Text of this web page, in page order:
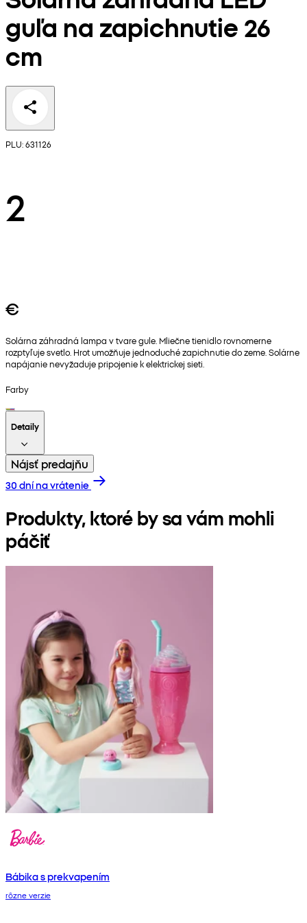
guľa na zapichnutie 26
cm
PLU: 631126
2
€
Solárna záhradná lampa v tvare gule. Mliečne tienidlo rovnomerne
rozptyľuje svetlo. Hrot umožňuje jednoduché zapichnutie do zeme. Solárne
napájanie nevyžaduje pripojenie k elektrickej sieti.
Farby
Detaily
Nájsť predajňu
30 dní na vrátenie
Produkty, ktoré by sa vám mohli
páčiť
Bábika s prekvapením
rôzne verzie